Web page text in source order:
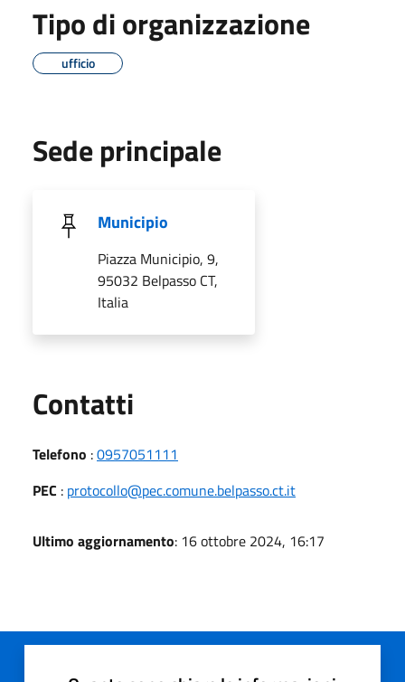
Tipo di organizzazione
ufficio
Sede principale
Municipio
Piazza Municipio, 9,
95032 Belpasso CT,
Italia
Contatti
Telefono :0957051111
PEC : protocollo@pec.comune.belpasso.ct.it
Ultimo aggiornamento: 16 ottobre 2024, 16:17